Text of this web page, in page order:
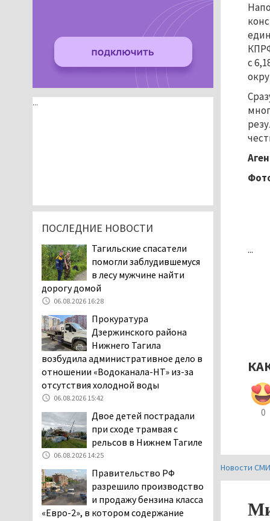
с
...
0
Новости
...
ПОСЛЕДНИЕ НОВОСТИ
Тагильские спасатели
помогли заблудившемуся
в лесу мужчине найти
дорогу домой
06.08.2026 16:28
Прокуратура
Дзержинского района
Нижнего Тагила
возбудила административное дело в
отношении «Водоканала-НТ» из-за
отсутствия холодной воды
06.08.2026 15:42
Двое детей пострадали
при сходе трамвая с
рельсов в Нижнем Тагиле
06.08.2026 14:25
Правительство РФ
разрешило производство
и продажу бензина класса
«Евро-2», в котором содержание